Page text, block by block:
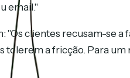
email."
clientes recusam-se a
a fricção. Para um